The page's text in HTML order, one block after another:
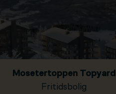
Mosetertoppen Topyard
Fritidsbolig